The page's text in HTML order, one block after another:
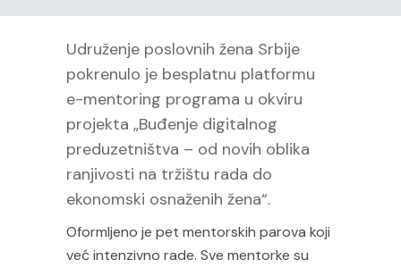
Udruženje poslovnih žena Srbije
pokrenulo je besplatnu platformu
e-mentoring programa u okviru
projekta „Buđenje digitalnog
preduzetništva – od novih oblika
ranjivosti na tržištu rada do
ekonomski osnaženih žena“.
Oformljeno je pet mentorskih parova koji
već intenzivno rade. Sve mentorke su